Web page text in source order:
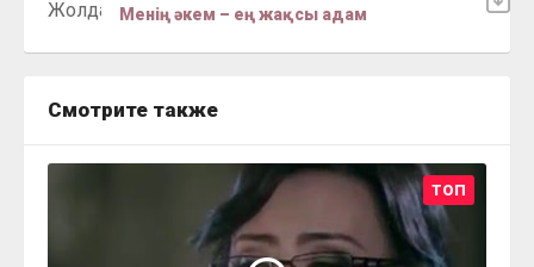
Менің әкем – ең жақсы адам
Смотрите также
ТОП